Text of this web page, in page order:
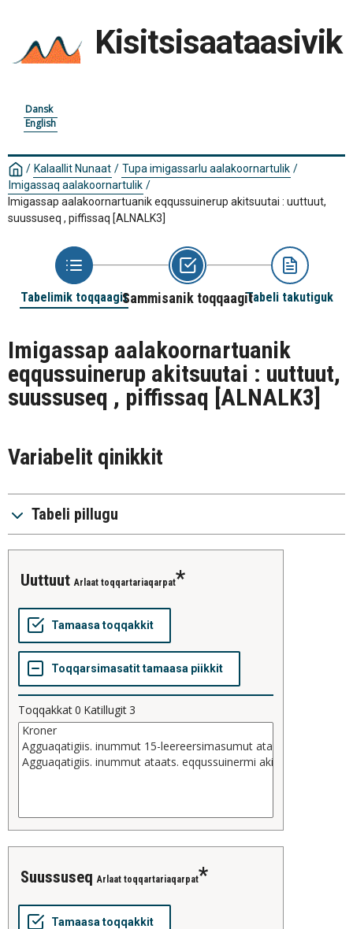
Kisitsisaataasivik
Dansk
English
/ Kalaallit Nunaat / Tupa imigassarlu aalakoornartulik /
Imigassaq aalakoornartulik /
Imigassap aalakoornartuanik eqqussuinerup akitsuutai : uuttuut,
suussuseq , piffissaq [ALNALK3]
Tabelimik toqqaagitSammisanik toqqaagitTabeli takutiguk
Imigassap aalakoornartuanik
eqqussuinerup akitsuutai : uuttuut,
suussuseq , piffissaq [ALNALK3]
Variabelit qinikkit
Tabeli pillugu
uuttuut Arlaat toqqartariaqarpat
Toqqakkat0 Katillugit3
suussuseq Arlaat toqqartariaqarpat